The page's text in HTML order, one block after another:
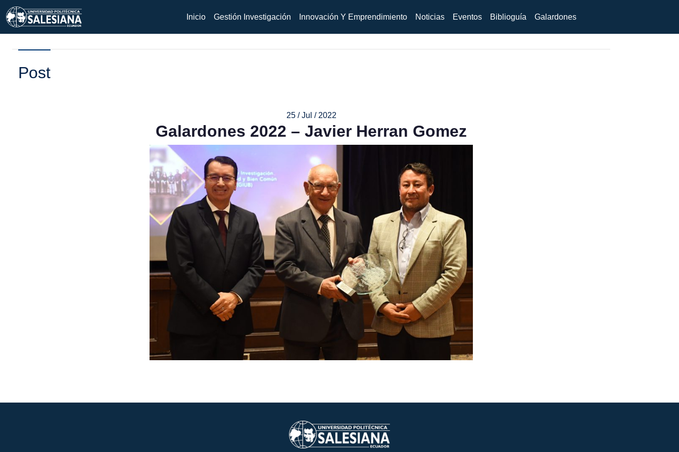
Inicio Gestión Investigación Innovación Y Emprendimiento Noticias Eventos Biblioguía Galardones
Post
25 / Jul / 2022
Galardones 2022 – Javier Herran Gomez